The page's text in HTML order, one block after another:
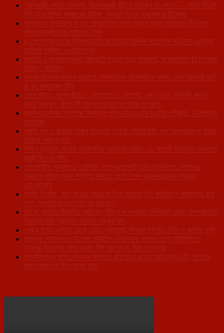
‘কৃষিমন্ত্রী ক্ষেতে নামছেন, বিদ্যুৎমন্ত্রী খুঁটিতে উঠছেন না কেন?’— বর্ধিত বিদ্যুৎ
বিল নিয়ে মানিক সরকারের কটাক্ষ, মনুঘাটে সড়ক অবরোধ ও বিক্ষোভ
আগরতলা বিমানবন্দর ও দুই রেলস্টেশন থেকে অ্যাপ-ক্যাব পরিষেবার উদ্যোগ,
পরিবহনমন্ত্রীর উচ্চপর্যায়ের বৈঠক
৫ সেপ্টেম্বর থেকে ত্রিপুরায় বিশেষ ভোটার তালিকা সংশোধন অভিযান, চূড়ান্ত
তালিকা প্রকাশ ২৩ ডিসেম্বর
যানজট ও জবরদখলমুক্ত রাজধানী গড়তে কড়া পদক্ষেপ, আগরতলায় পুর নিগমের
উচ্ছেদ অভিযান
রেনুকা চাকমার অকাল প্রয়াণে শোকস্তব্ধ সাংস্কৃতিক অঙ্গন, শেষ শ্রদ্ধায় জুনি
রং ঢং কালচারাল টিম
‘দেশ বাঁচাও, মানুষ বাঁচাও’ স্লোগানে ১০ আগস্ট ‘জেল ভরো’ কর্মসূচি সফল
করার আহ্বান, বামপন্থী চার সংগঠনের সাংবাদিক সম্মেলন
স্বাধীনতা দিবস উপলক্ষে সিমান্তে পুলিশ-বিএসএফের যৌথ পেট্রলিং, নিরাপত্তা
জোরদার
গবাদি পশু ও বানরের অবাধ উৎপাতে অতিষ্ঠ খোয়াইবাসী, পশু আশ্রয়কেন্দ্র গড়ার
দাবিতে সরব জনতা
দক্ষিণ ত্রিপুরা জেলায় প্রশাসনিক প্রস্তুতি বৈঠক: ১২ আগস্ট আসছেন পঞ্চায়েত
মন্ত্রী কিশোর বর্মণ
গৌরাঙ্গটিলা বিদ্যালয়ে এলপিজি গ্যাসের পাসবই চুরির অভিযোগ, শিক্ষকের
বিরুদ্ধে দৃষ্টান্তমূলক শাস্তির দাবিতে জেলা শিক্ষা আধিকারিকের দ্বারস্থ
এসএফআই
স্বামী নিখোঁজ, সাত বছরের মেয়েকে নিয়ে অসহায় দিন কাটাচ্ছেন কলাছড়ার রুমা
দাস, প্রশাসনের হস্তক্ষেপের আবেদন
থাইবুং বাজারে বিজেপির প্রতিবাদ মিছিল ও পথসভা, সিপিআইএমের অপপ্রচারের
বিরুদ্ধে সরব প্রাক্তন বিধায়ক শঙ্কর রায়
খেজুর বাগান এলাকা থেকে চোর গ্রেফতার, উদ্ধার স্বর্ণের চেইন ও রুপোর নূপুর
আসন্ন পৌরসভা ও ভিলেজ কাউন্সিল নির্বাচনকে সামনে রেখে নয়াদিল্লিতে
ত্রিপুরা বিজেপির মেগা বৈঠক, দীর্ঘ আলোচনা শীর্ষ নেতৃত্বের
সাংবাদিকদের সঙ্গে সৌজন্য সাক্ষাতে বাইখোড়া থানার নবনিযুক্ত ওসি, অপরাধ
দমনে সমন্বিত উদ্যোগের বার্তা